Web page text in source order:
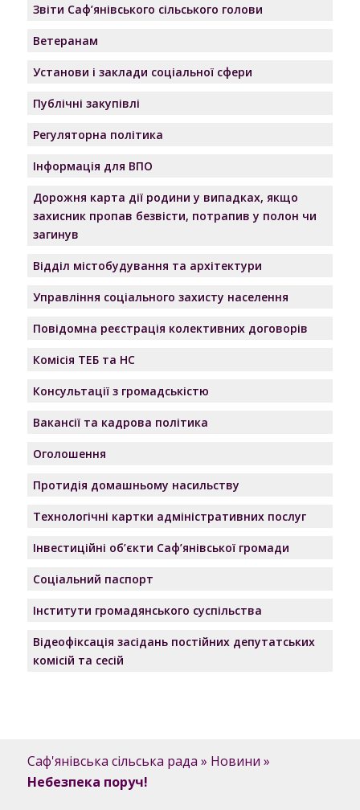
Звіти Саф’янівського сільського голови
Ветеранам
Установи і заклади соціальної сфери
Публічні закупівлі
Регуляторна політика
Інформація для ВПО
Дорожня карта дії родини у випадках, якщо
захисник пропав безвісти, потрапив у полон чи
загинув
Відділ містобудування та архітектури
Управління соціального захисту населення
Повідомна реєстрація колективних договорів
Комісія ТЕБ та НС
Консультації з громадськістю
Вакансії та кадрова політика
Оголошення
Протидія домашньому насильству
Технологічні картки адміністративних послуг
Інвестиційні об’єкти Саф’янівської громади
Соціальний паспорт
Інститути громадянського суспільства
Відеофіксація засідань постійних депутатських
комісій та сесій
Саф'янівська сільська рада » Новини »
Небезпека поруч!